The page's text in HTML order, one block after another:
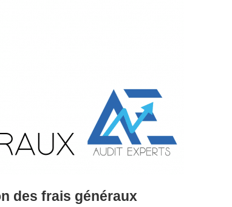
des frais généraux